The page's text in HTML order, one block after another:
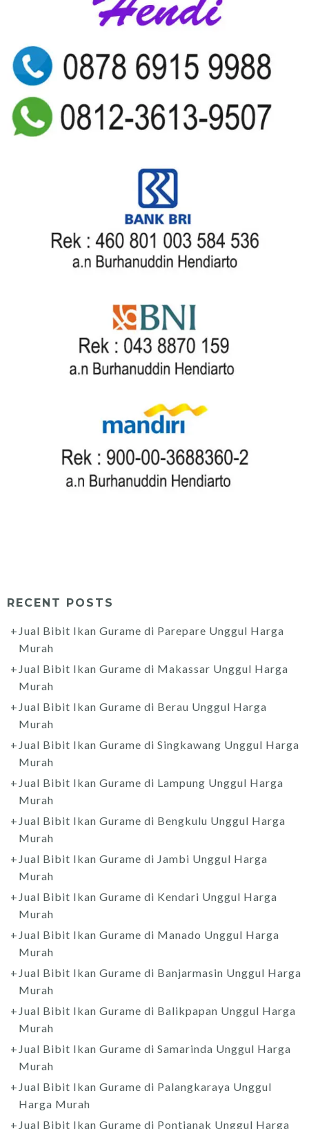
RECENT POSTS
Jual Bibit Ikan Gurame di Parepare Unggul Harga
Murah
Jual Bibit Ikan Gurame di Makassar Unggul Harga
Murah
Jual Bibit Ikan Gurame di Berau Unggul Harga
Murah
Jual Bibit Ikan Gurame di Singkawang Unggul Harga
Murah
Jual Bibit Ikan Gurame di Lampung Unggul Harga
Murah
Jual Bibit Ikan Gurame di Bengkulu Unggul Harga
Murah
Jual Bibit Ikan Gurame di Jambi Unggul Harga
Murah
Jual Bibit Ikan Gurame di Kendari Unggul Harga
Murah
Jual Bibit Ikan Gurame di Manado Unggul Harga
Murah
Jual Bibit Ikan Gurame di Banjarmasin Unggul Harga
Murah
Jual Bibit Ikan Gurame di Balikpapan Unggul Harga
Murah
Jual Bibit Ikan Gurame di Samarinda Unggul Harga
Murah
Jual Bibit Ikan Gurame di Palangkaraya Unggul
Harga Murah
Jual Bibit Ikan Gurame di Pontianak Unggul Harga